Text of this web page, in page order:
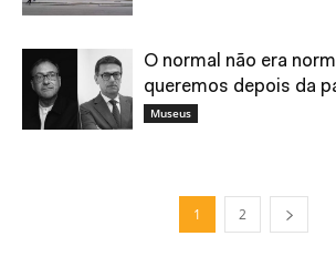
O normal não era
queremos depois da
Museus
1 2